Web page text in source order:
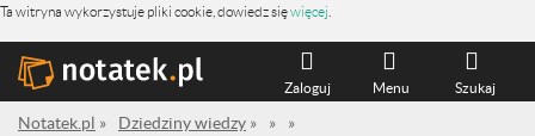
Ta witryna wykorzystuje pliki cookie, dowiedz sięwięcej
Szukaj
Menu
Zaloguj
Notatek.pl » Dziedziny wiedzy » » »